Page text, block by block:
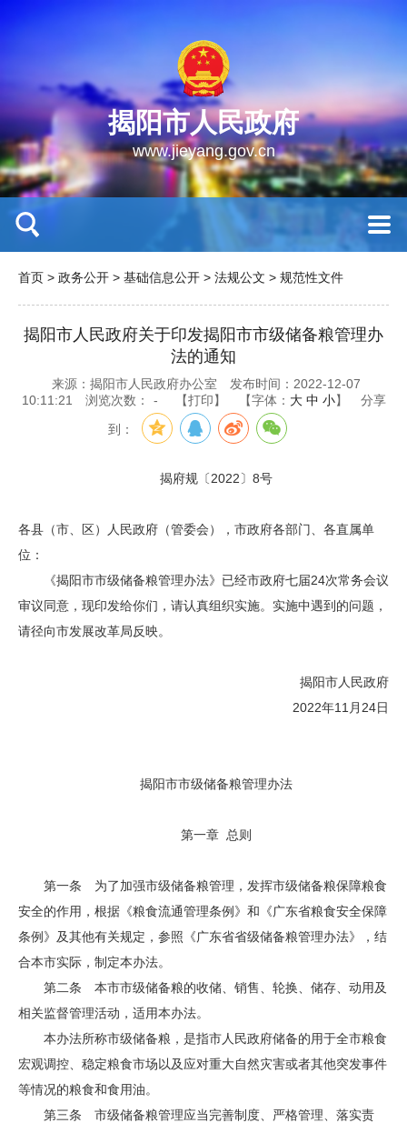
揭阳市人民政府
www.jieyang.gov.cn
首页 > 政务公开 > 基础信息公开 > 法规公文 > 规范性文件
揭阳市人民政府关于印发揭阳市市级储备粮管理办
法的通知
来源：揭阳市人民政府办公室
发布时间：2022-12-07
10:11:21
浏览次数： - 【打印】 【字体： 大 中 小】 分享
到：
揭府规〔2022〕8号
各县（市、区）人民政府（管委会），市政府各部门、各直属单
位：
《揭阳市市级储备粮管理办法》已经市政府七届24次常务会议
审议同意，现印发给你们，请认真组织实施。实施中遇到的问题，
请径向市发展改革局反映。
揭阳市人民政府
2022年11月24日
揭阳市市级储备粮管理办法
第一章 总则
第一条 为了加强市级储备粮管理，发挥市级储备粮保障粮食
安全的作用，根据《粮食流通管理条例》和《广东省粮食安全保障
条例》及其他有关规定，参照《广东省省级储备粮管理办法》，结
合本市实际，制定本办法。
第二条 本市市级储备粮的收储、销售、轮换、储存、动用及
相关监督管理活动，适用本办法。
本办法所称市级储备粮，是指市人民政府储备的用于全市粮食
宏观调控、稳定粮食市场以及应对重大自然灾害或者其他突发事件
等情况的粮食和食用油。
第三条 市级储备粮管理应当完善制度、严格管理、落实责